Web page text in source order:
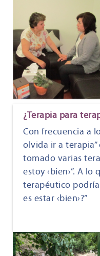
¿Terapia para
Con frecuencia a
olvida ir a terapia”
tomado varias
estoy ‹bien›”. A
terapéutico
es estar ‹bien›?”